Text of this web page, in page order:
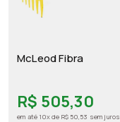
McLeod Fibra
R$ 505,30
em até 10x de R$ 50,53 sem juros